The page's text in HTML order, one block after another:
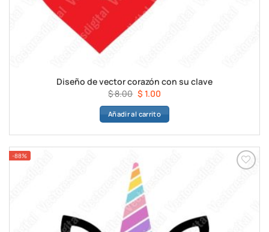
Diseño de vector corazón con su clave
$8.00 El
precio
original
$ 8.00.
$ 1.00El
precio
actual
$ 1.00.
Añadir al carrito
-88%